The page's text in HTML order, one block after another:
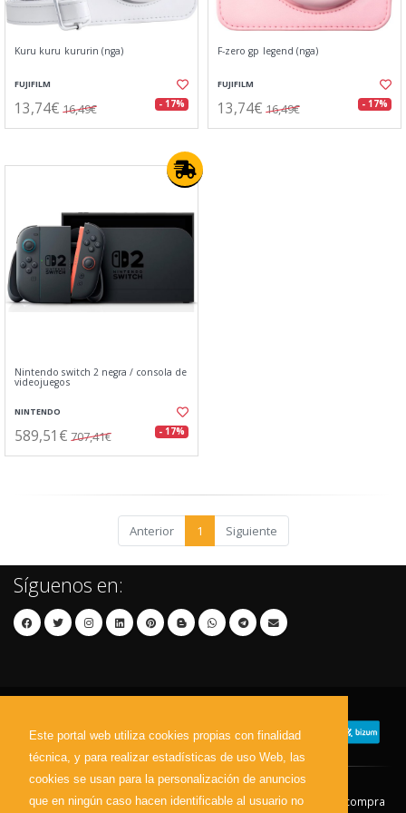
Este portal web utiliza cookies propias con finalidad
técnica, y para realizar estadísticas de uso Web, las
cookies se usan para la personalización de anuncios
que en ningún caso hacen identificable al usuario no
Kuru kuru kururin (nga)
FUJIFILM
13,74€ 16,49€ - 17%
F-zero gp legend (nga)
FUJIFILM
13,74€ 16,49€ - 17%
Nintendo switch 2 negra / consola de
videojuegos
NINTENDO
589,51€ 707,41€ - 17%
Anterior 1 Siguiente
Síguenos en:
Contacto Aviso Legal Condiciones de compra